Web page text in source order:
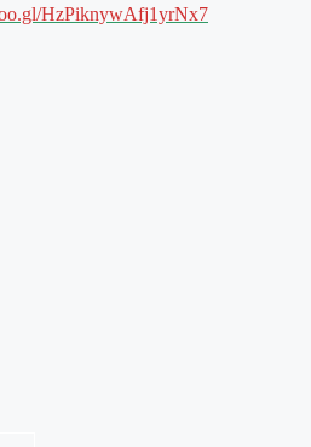
HzPiknywAfj1yrNx7